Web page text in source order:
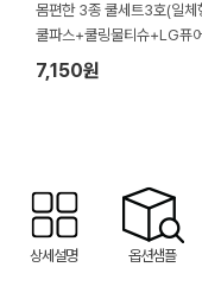
몸편한 3종 쿨세트3호(일체
쿨파스+쿨링물티슈+LG퓨
마 선크림)
7,150원
상세설명 옵션샘플